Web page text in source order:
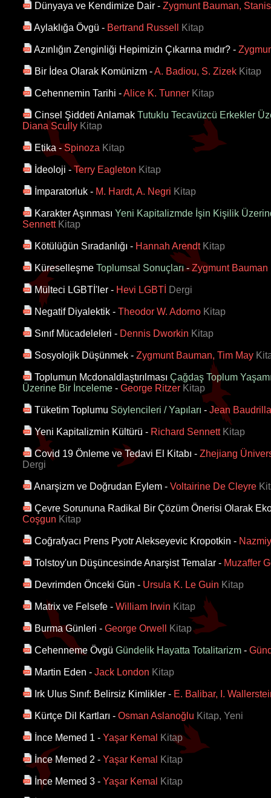
Dünyaya ve Kendimize Dair - Zygmunt Bauman,
Aylaklığa Övgü - Bertrand Russell Kitap
Azınlığın Zenginliği Hepimizin Çıkarına mıdır? -
Bir İdea Olarak Komünizm -A. Badiou, S. Zizek Kitap
Cehennemin Tarihi -Alice K. Tunner Kitap
Cinsel Şiddeti Anlamak Tutuklu Tecavüzcü Erkekler
Diana Scully Kitap
Etika - Spinoza Kitap
İdeoloji -Terry Eagleton Kitap
İmparatorluk - M. Hardt, A. Negri Kitap
Karakter Aşınması Yeni Kapitalizmde İşin Kişilik
SennettKitap
Kötülüğün Sıradanlığı - Hannah ArendtKitap
Küreselleşme Toplumsal Sonuçları- Zygmunt Bauman
Mülteci LGBTİ'ler - Hevi LGBTİ Dergi
Negatif Diyalektik - Theodor W. Adorno Kitap
Sınıf Mücadeleleri - Dennis Dworkin Kitap
Sosyolojik Düşünmek - Zygmunt Bauman, Tim May
Toplumun Mcdonaldlaştırılması Çağdaş Toplum
Üzerine Bir İnceleme - George Ritzer Kitap
Tüketim Toplumu Söylencileri / Yapıları - Jean
Yeni Kapitalizmin Kültürü - Richard SennettKitap
Covid 19 Önleme ve Tedavi El Kitabı - Zhejiang
Dergi
Anarşizm ve Doğrudan Eylem - Voltairine De Cleyre
Çevre Sorununa Radikal Bir Çözüm Önerisi Olarak
Coşgun Kitap
Coğrafyacı Prens Pyotr Alekseyevic Kropotkin -
Tolstoy'un Düşüncesinde Anarşist Temalar - Muzaffer
Devrimden Önceki Gün - Ursula K. Le Guin Kitap
Matrix ve Felsefe - William Irwin Kitap
Burma Günleri - George Orwell Kitap
Cehenneme Övgü Gündelik Hayatta Totalitarizm -
Martin Eden - Jack London Kitap
Irk Ulus Sınıf: Belirsiz Kimlikler - E. Balibar, I.
Kürtçe Dil Kartları - Osman Aslanoğlu Kitap, Yeni
İnce Memed 1 - Yaşar Kemal Kitap
İnce Memed 2 - Yaşar Kemal Kitap
İnce Memed 3 - Yaşar Kemal Kitap